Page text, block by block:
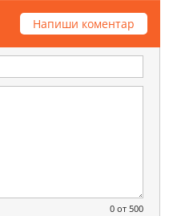
Напиши коментар
0 от 500